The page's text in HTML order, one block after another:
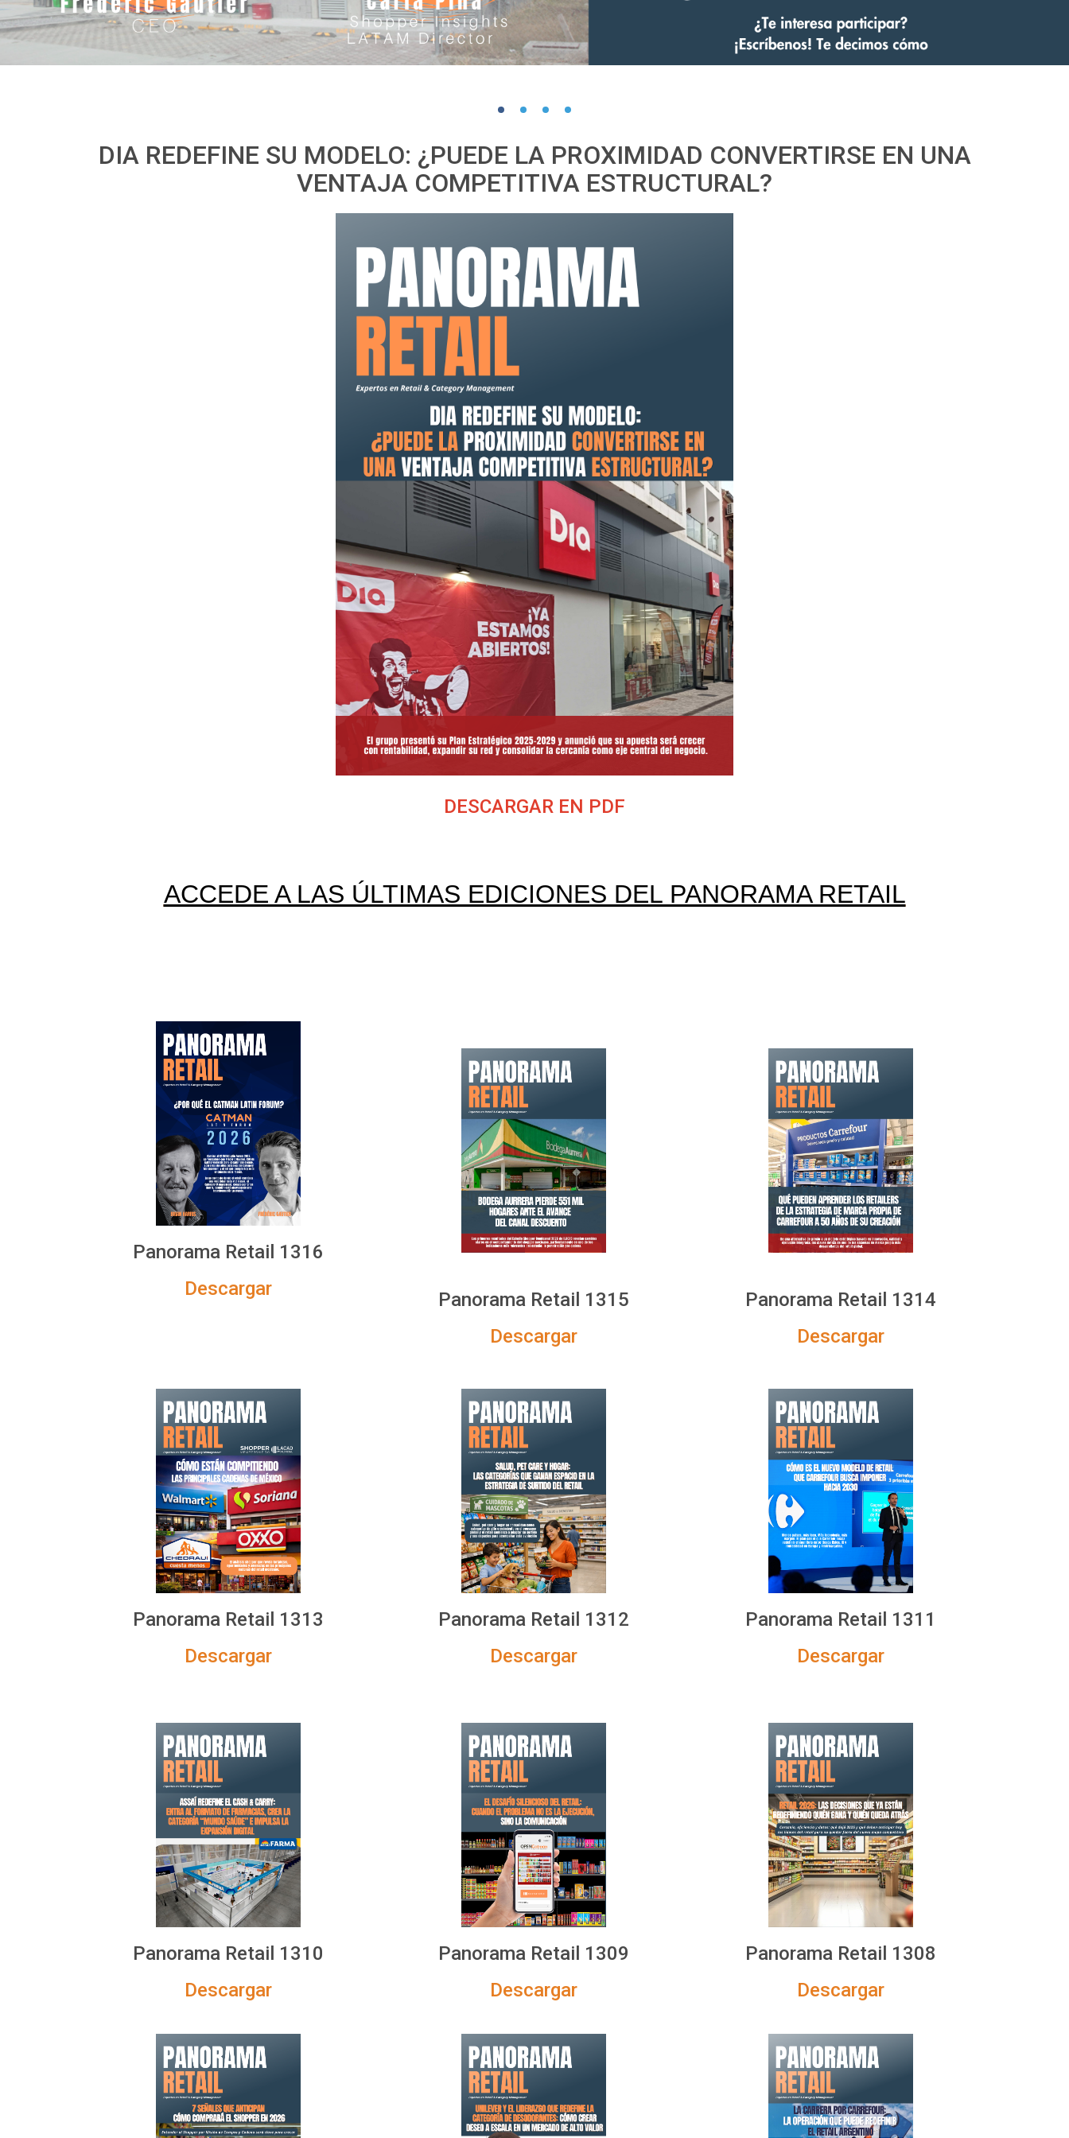
DIA REDEFINE SU MODELO: ¿PUEDE LA PROXIMIDAD CONVERTIRSE EN UNA
VENTAJA COMPETITIVA ESTRUCTURAL?
DESCARGAR EN PDF
ACCEDE A LAS ÚLTIMAS EDICIONES DEL PANORAMA RETAIL
Panorama Retail 1316
Descargar
Panorama Retail 1315
Descargar
Panorama Retail 1314
Descargar
Panorama Retail 1313
Descargar
Panorama Retail 1312
Descargar
Panorama Retail 1311
Descargar
Panorama Retail 1310
Descargar
Panorama Retail 1309
Descargar
Panorama Retail 1308
Descargar